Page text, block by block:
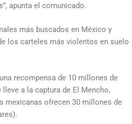
apunta el comunicado.
más buscados en México y
los carteles más violentos en suelo
recompensa de 10 millones de
a la captura de El Mencho,
mexicanas ofrecen 30 millones de